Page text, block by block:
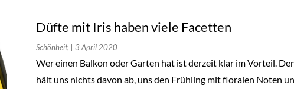
Düfte mit Iris haben viele Facetten
Schönheit, | 3 April 2020
Wer einen Balkon oder Garten hat ist derzeit klar im Vorteil.
hält uns nichts davon ab, uns den Frühling mit floralen Noten